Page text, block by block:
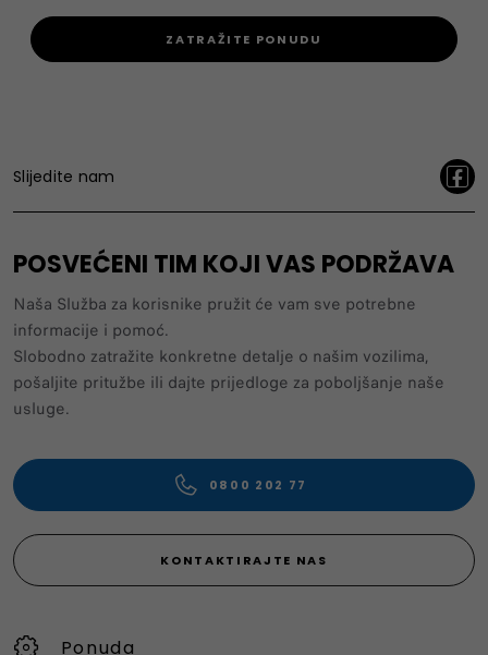
ZATRAŽITE PONUDU
Slijedite nam
POSVEĆENI TIM KOJI VAS PODRŽAVA
Naša Služba za korisnike pružit će vam sve potrebne
informacije i pomoć.
Slobodno zatražite konkretne detalje o našim vozilima,
pošaljite pritužbe ili dajte prijedloge za poboljšanje naše
usluge.
0800 202 77
KONTAKTIRAJTE NAS
Ponuda